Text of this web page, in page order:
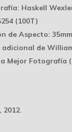
Haskell
(100T)
de Aspecto:
de
Mejor Fotografía